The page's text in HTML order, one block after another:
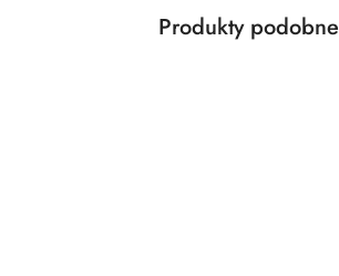
Pomiń karuzelę produktów
Produkty
Produkty podobne